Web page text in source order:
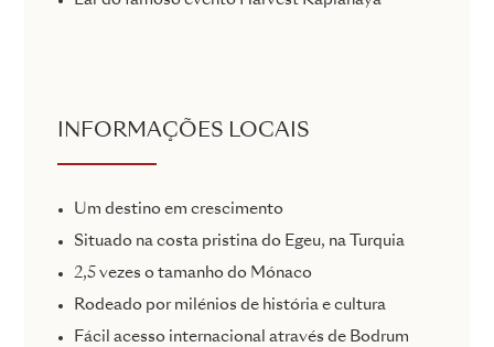
INFORMAÇÕES LOCAIS
Um destino em crescimento
Situado na costa pristina do Egeu, na Turquia
2,5 vezes o tamanho do Mónaco
Rodeado por milénios de história e cultura
Fácil acesso internacional através de Bodrum